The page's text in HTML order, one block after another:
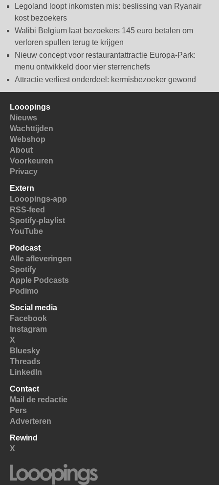
Legoland loopt inkomsten mis: beslissing van Ryanair
kost bezoekers
Walibi Belgium laat bezoekers 145 euro betalen om
verloren spullen terug te krijgen
Nieuw concept voor restaurantattractie Europa-Park:
menu ontwikkeld door vier sterrenchefs
Attractie verliest onderdeel: kermisbezoeker gewond
Looopings
Nieuws
Wachttijden
Webshop
About
Voorkeuren
Privacy
Extern
Looopings-app
RSS-feed
Spotify-playlist
YouTube
Podcast
Alle afleveringen
Spotify
Apple Podcasts
Podimo
Social media
Facebook
Instagram
X
Bluesky
Threads
LinkedIn
Contact
Mail de redactie
Pers
Adverteren
Rewind
X